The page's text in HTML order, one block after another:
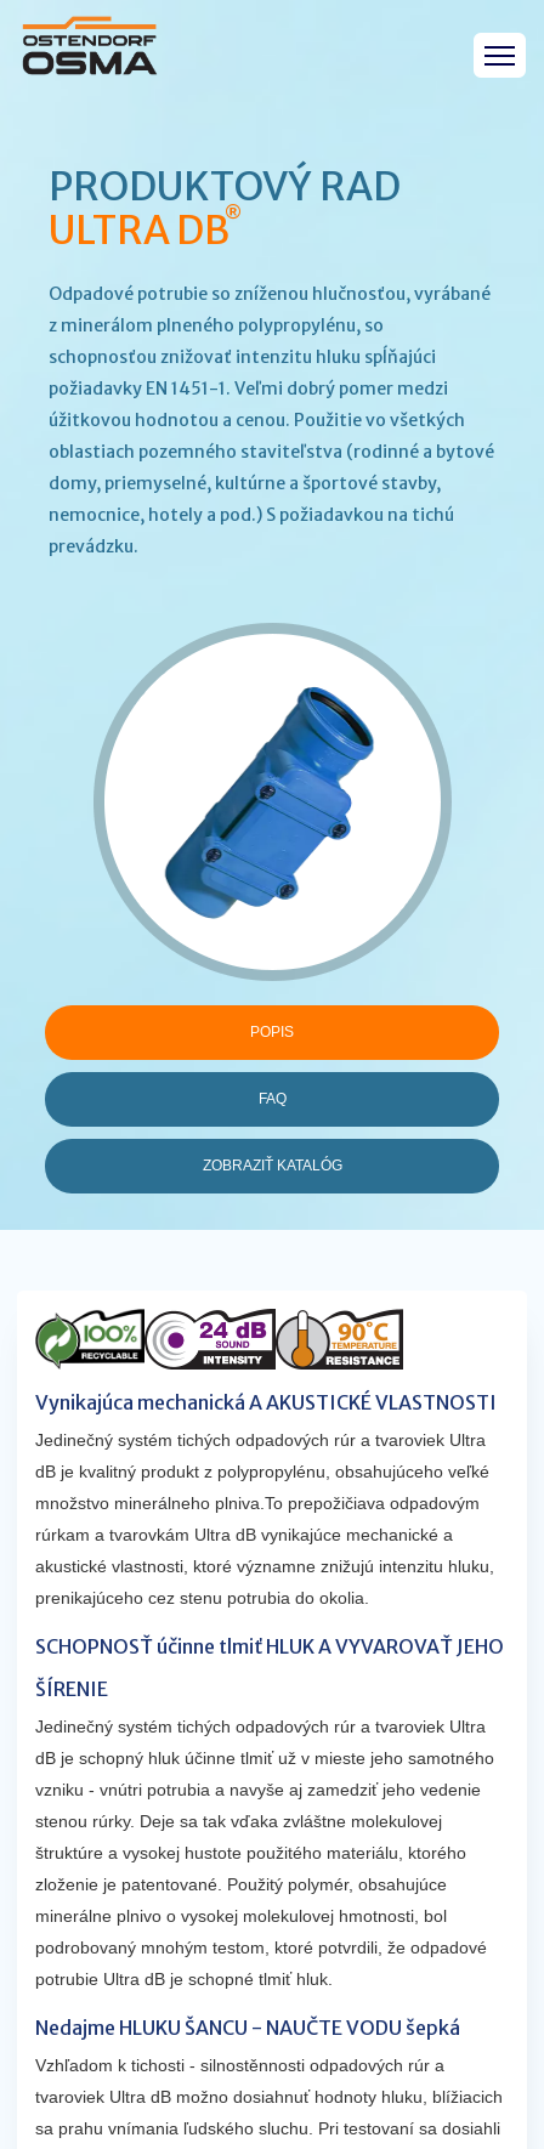
PRODUKTOVÝ RAD
ULTRA DB
®
Odpadové potrubie so zníženou hlučnosťou, vyrábané
z minerálom plneného polypropylénu, so
schopnosťou znižovať intenzitu hluku spĺňajúci
požiadavky EN 1451-1. Veľmi dobrý pomer medzi
úžitkovou hodnotou a cenou. Použitie vo všetkých
oblastiach pozemného staviteľstva (rodinné a bytové
domy, priemyselné, kultúrne a športové stavby,
nemocnice, hotely a pod.) S požiadavkou na tichú
prevádzku.
POPIS
FAQ
ZOBRAZIŤ KATALÓG
Vynikajúca mechanická A AKUSTICKÉ VLASTNOSTI
Jedinečný systém tichých odpadových rúr a tvaroviek Ultra
dB je kvalitný produkt z polypropylénu, obsahujúceho veľké
množstvo minerálneho plniva.To prepožičiava odpadovým
rúrkam a tvarovkám Ultra dB vynikajúce mechanické a
akustické vlastnosti, ktoré významne znižujú intenzitu hluku,
prenikajúceho cez stenu potrubia do okolia.
SCHOPNOSŤ účinne tlmiť HLUK A VYVAROVAŤ JEHO
ŠÍRENIE
Jedinečný systém tichých odpadových rúr a tvaroviek Ultra
dB je schopný hluk účinne tlmiť už v mieste jeho samotného
vzniku - vnútri potrubia a navyše aj zamedziť jeho vedenie
stenou rúrky. Deje sa tak vďaka zvláštne molekulovej
štruktúre a vysokej hustote použitého materiálu, ktorého
zloženie je patentované. Použitý polymér, obsahujúce
minerálne plnivo o vysokej molekulovej hmotnosti, bol
podrobovaný mnohým testom, ktoré potvrdili, že odpadové
potrubie Ultra dB je schopné tlmiť hluk.
Nedajme HLUKU ŠANCU - ​​NAUČTE VODU šepká
Vzhľadom k tichosti - silnostěnnosti odpadových rúr a
tvaroviek Ultra dB možno dosiahnuť hodnoty hluku, blížiacich
sa prahu vnímania ľudského sluchu. Pri testovaní sa dosiahli